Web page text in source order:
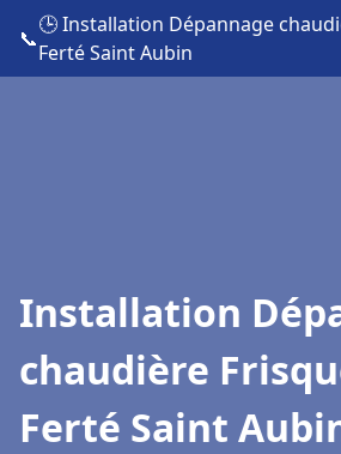
📞
🕒 Installation Dépannage
Ferté Saint Aubin
Installation
chaudière
Ferté Saint